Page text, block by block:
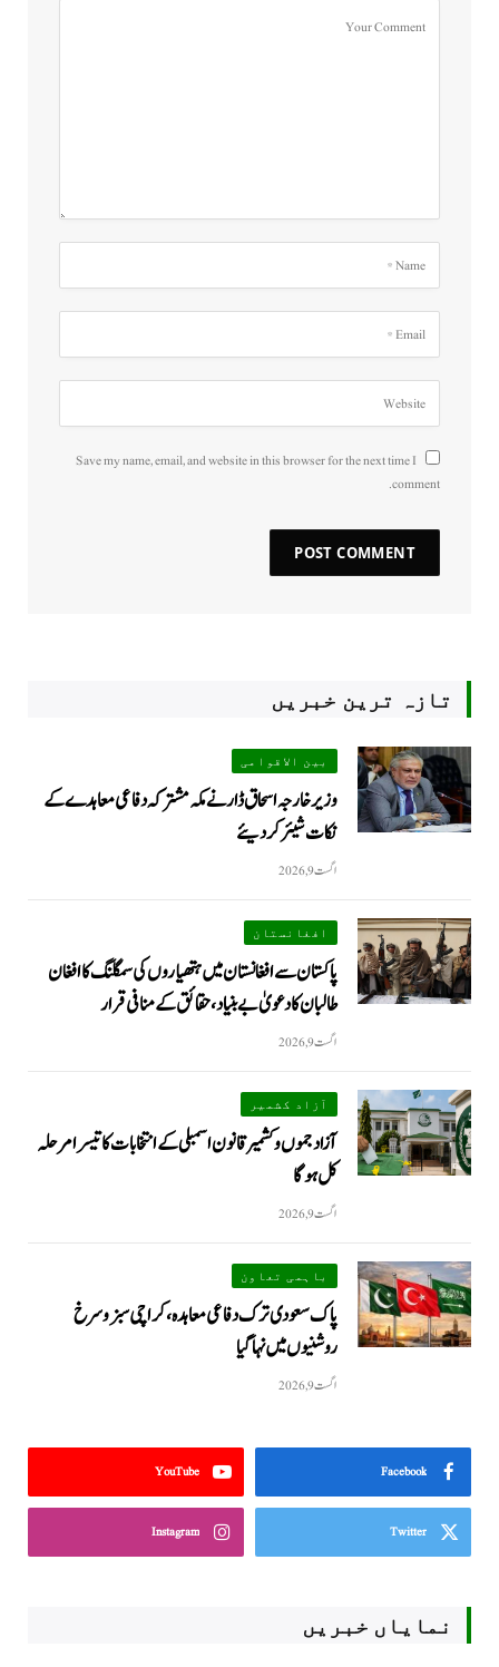
Save my name, email, and website in this browser for the next time I
comment.
تازہ ترین خبریں
بین الاقوامی
وزیر خارجہ اسحاق ڈار نے مکہ مشترکہ دفاعی معاہدے کے
نکات شیئر کردیئے
اگست 9, 2026
افغانستان
پاکستان سے افغانستان میں ہتھیاروں کی سمگلنگ کا افغان
طالبان کا دعویٰ بے بنیاد، حقائق کے منافی قرار
اگست 9, 2026
آزاد کشمیر
آزاد جموں و کشمیر قانون اسمبلی کے انتخابات کا تیسرا مرحلہ
کل ہوگا
اگست 9, 2026
باہمی تعاون
پاک سعودی ترک دفاعی معاہدہ، کراچی سبز و سرخ
روشنیوں میں نہا گیا
اگست 9, 2026
Facebook
YouTube
Twitter
Instagram
نمایاں خبریں